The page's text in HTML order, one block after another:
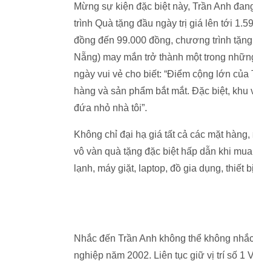
Mừng sự kiện đặc biệt này, Trần Anh
trình Quà tặng đầu ngày trị giá lên tới
đồng đến 99.000 đồng, chương trình
Nẵng) may mắn trở thành một trong
ngày vui vẻ cho biết: “Điểm cộng lớn
hàng và sản phẩm bắt mắt. Đặc biệt,
đứa nhỏ nhà tôi”.
Không chỉ đại hạ giá tất cả các mặt
vô vàn quà tặng đặc biệt hấp dẫn khi
lạnh, máy giặt, laptop, đồ gia dụng, thiết
Nhắc đến Trần Anh không thể không
nghiệp năm 2002. Liên tục giữ vị trí số 1